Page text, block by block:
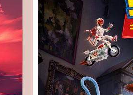
rv
exh
colossus
slipstream
game